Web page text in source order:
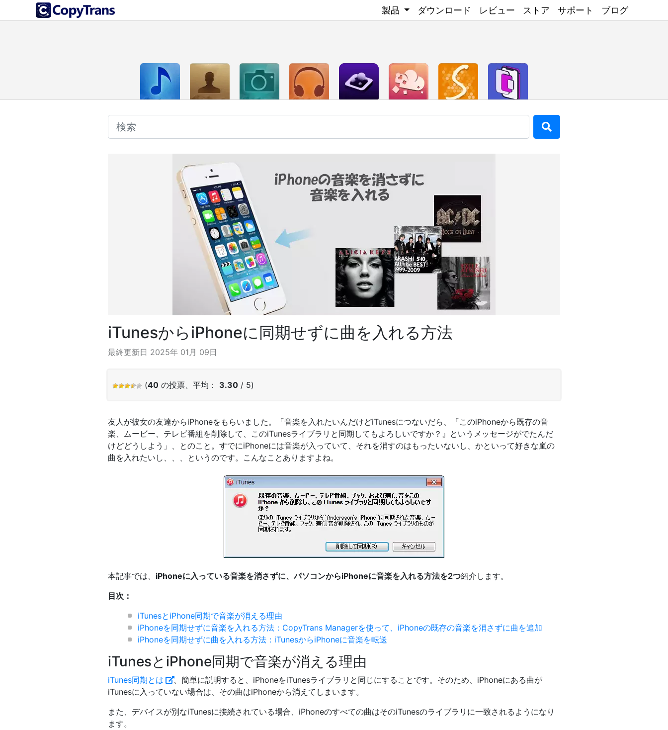
製品 ダウンロード レビュー ストア サポート ブログ
iTunesからiPhoneに同期せずに曲を入れる方法
最終更新日 2025年 01月 09日
(40 の投票、平均： 3.30 / 5)
友人が彼女の友達からiPhoneをもらいました。「音楽を入れたいんだけどiTunesにつないだら、『このiPhoneから既存の音
楽、ムービー、テレビ番組を削除して、このiTunesライブラリと同期してもよろしいですか？』というメッセージがでたんだ
けどどうしよう」、とのこと。すでにiPhoneには音楽が入っていて、それを消すのはもったいないし、かといって好きな嵐の
曲を入れたいし、、、というのです。こんなことありますよね。
本記事では、 iPhoneに入っている音楽を消さずに、パソコンからiPhoneに音楽を入れる方法を2つ紹介します。
目次：
iTunesとiPhone同期で音楽が消える理由
iPhoneを同期せずに音楽を入れる方法：CopyTrans Managerを使って、iPhoneの既存の音楽を消さずに曲を追加
iPhoneを同期せずに曲を入れる方法：iTunesからiPhoneに音楽を転送
iTunesとiPhone同期で音楽が消える理由
iTunes同期とは
、簡単に説明すると、iPhoneをiTunesライブラリと同じにすることです。そのため、iPhoneにある曲が
iTunesに入っていない場合は、その曲はiPhoneから消えてしまいます。
また、デバイスが別なiTunesに接続されている場合、iPhoneのすべての曲はそのiTunesのライブラリに一致されるようになり
ます。